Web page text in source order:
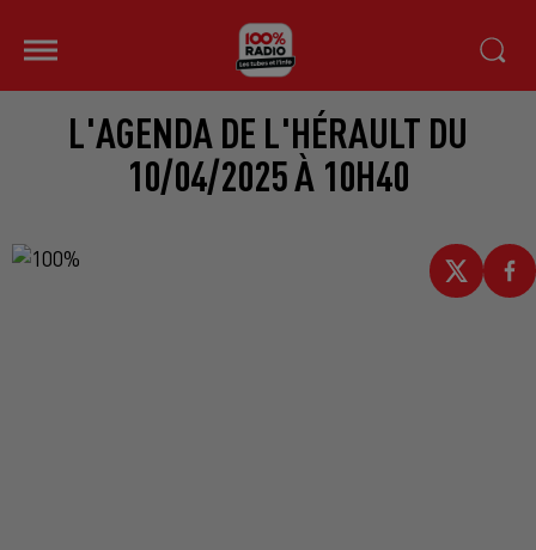
L'AGENDA DE L'HÉRAULT DU
10/04/2025 À 10H40